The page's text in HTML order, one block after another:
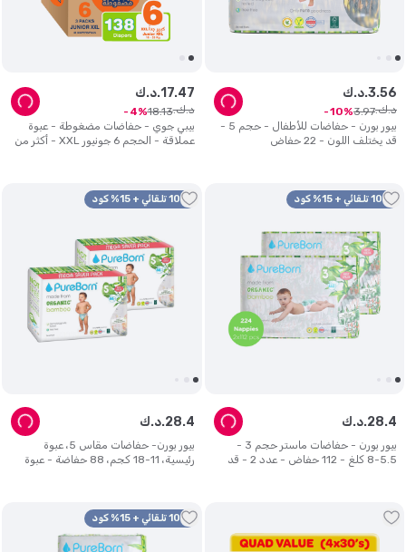
بيور بورن - حفاضات للأطفال - حجم 5 -
قد يختلف اللون - 22 حفاض
د.ك.3.56
د.ك. 3.97
10
بيبي جوي - حفاضات مضغوطة - عبوة
عملاقة - الحجم 6 جونيور XXL - أكثر من
د.ك.17.47
د.ك. 18.13
4
10% تلقائي + 15% كود
بيور بورن - حفاضات ماستر حجم 3 -
5.5-8 كلغ - 112 حفاض - عدد 2 - قد
د.ك.28.4
10% تلقائي + 15% كود
بيور بورن- حفاضات مقاس 5، عبوة
رئيسية، 11-18 كجم، 88 حفاضة - عبوة
د.ك.28.4
10% تلقائي + 15% كود